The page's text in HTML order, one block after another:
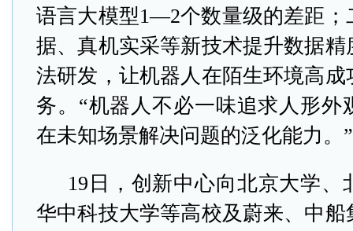
语言大模型1—2个数量级的差距；
据、真机实采等新技术提升数据
法研发，让机器人在陌生环境高
务。“机器人不必一味追求人形外
在未知场景解决问题的泛化能力。
19日，创新中心向北京大学、
华中科技大学等高校及蔚来、中